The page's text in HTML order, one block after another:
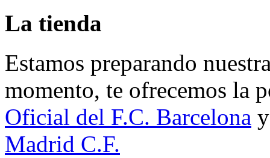
La tienda
Estamos preparando
momento, te ofrecemos la
Oficial del F.C. Barcelona
Madrid C.F.